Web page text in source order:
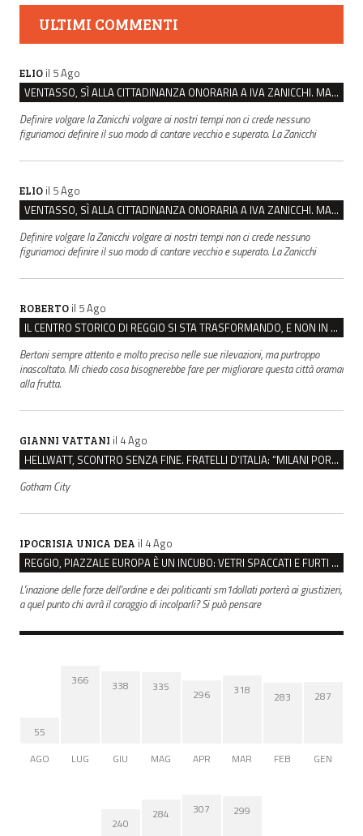
ULTIMI COMMENTI
ELIO il 5 Ago
VENTASSO, SÌ ALLA CITTADINANZA ONORARIA A IVA ZANICCHI. MA BARGIACCHI: “È DI PESSIMO GUSTO”
Definire volgare la Zanicchi volgare ai nostri tempi non ci crede nessuno
figuriamoci definire il suo modo di cantare vecchio e superato. La Zanicchi
ELIO il 5 Ago
VENTASSO, SÌ ALLA CITTADINANZA ONORARIA A IVA ZANICCHI. MA BARGIACCHI: “È DI PESSIMO GUSTO”
Definire volgare la Zanicchi volgare ai nostri tempi non ci crede nessuno
figuriamoci definire il suo modo di cantare vecchio e superato. La Zanicchi
ROBERTO il 5 Ago
IL CENTRO STORICO DI REGGIO SI STA TRASFORMANDO, E NON IN MEGLIO
Bertoni sempre attento e molto preciso nelle sue rilevazioni, ma purtroppo
inascoltato. Mi chiedo cosa bisognerebbe fare per migliorare questa città oramai
alla frutta.
GIANNI VATTANI il 4 Ago
HELLWATT, SCONTRO SENZA FINE. FRATELLI D’ITALIA: “MILANI PORTA DOCUMENTI, DE FRANCO INSULTI”
Gotham City
IPOCRISIA UNICA DEA il 4 Ago
REGGIO, PIAZZALE EUROPA È UN INCUBO: VETRI SPACCATI E FURTI SULLE AUTO IN SOSTA
L'inazione delle forze dell'ordine e dei politicanti sm1dollati porterà ai giustizieri,
a quel punto chi avrà il coraggio di incolparli? Si può pensare
55
AGO
366
LUG
338
GIU
335
MAG
296
APR
318
MAR
283
FEB
287
GEN
240
284 307 299